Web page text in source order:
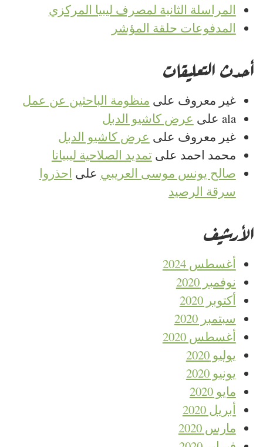
المراسلة الثانية لمصرف ليبيا المركزي
المدفوعات حلقة المؤشر
أحدث التعليقات
غير معروف على منظومة الباحثين عن عمل
ala على عرض كاشيو الدبل
غير معروف على عرض كاشيو الدبل
محمد احمد على تمديد الصلاحية ليبيانا
صالح يونس موسى العريبي على احذروا
سرقة الرصيد
الأرشيف
أغسطس 2024
نوفمبر 2020
أكتوبر 2020
سبتمبر 2020
أغسطس 2020
يوليو 2020
يونيو 2020
مايو 2020
أبريل 2020
مارس 2020